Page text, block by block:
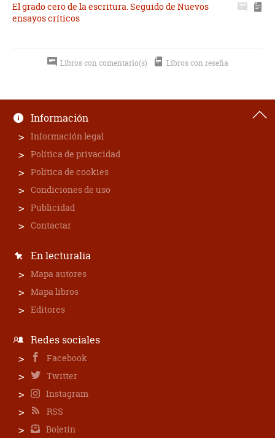
El grado cero de la escritura. Seguido de Nuevos
ensayos críticos
Libros con comentario(s) Libros con reseña
Información
Información legal
Política de privacidad
Política de cookies
Condiciones de uso
Publicidad
Contactar
En lecturalia
Mapa autores
Mapa libros
Editores
Redes sociales
Facebook
Twitter
Instagram
RSS
Boletín